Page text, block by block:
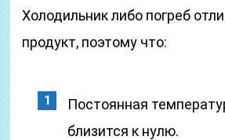
Холодильник либо погреб
продукт, поэтому что:
Постоянная
близится к нулю.